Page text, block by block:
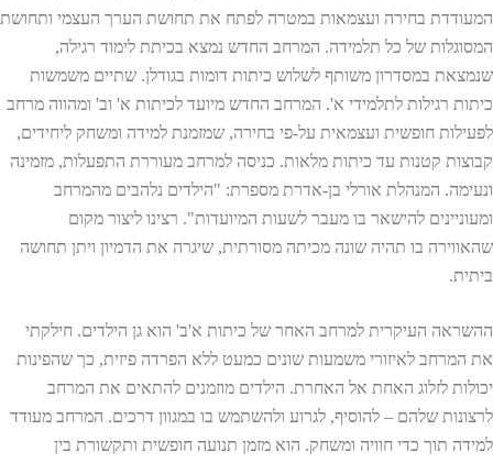
המעודדת בחירה ועצמאות במטרה לפתח את תחושת הערך העצמי ותחושת
המסוגלות של כל תלמידה. המרחב החדש נמצא בכיתת לימוד רגילה,
שנמצאת במסדרון משותף לשלוש כיתות דומות בגודלן. שתיים משמשות
כיתות רגילות לתלמידי א'. המרחב החדש מיועד לכיתות א' וב' ומהווה מרחב
לפעילות חופשית ועצמאית על-פי בחירה, שמזמנת למידה ומשחק ליחידים,
קבוצות קטנות עד כיתות מלאות. כניסה למרחב מעוררת התפעלות, מזמינה
ונעימה. המנהלת אורלי בן-אדרת מספרת: "הילדים נלהבים מהמרחב
ומעוניינים להישאר בו מעבר לשעות המיועדות". רצינו ליצור מקום
שהאווירה בו תהיה שונה מכיתה מסורתית, שיגרה את הדמיון ויתן תחושה
ביתית.
ההשראה העיקרית למרחב האחר של כיתות א'ב' הוא גן הילדים. חילקתי
את המרחב לאיזורי משמעות שונים כמעט ללא הפרדה פיזית, כך שהפינות
יכולות לזלוג האחת אל האחרת. הילדים מוזמנים להתאים את המרחב
לרצונות שלהם – להוסיף, לגרוע ולהשתמש בו במגוון דרכים. המרחב מעודד
למידה תוך כדי חוויה ומשחק. הוא מזמן תנועה חופשית ותקשורת בין